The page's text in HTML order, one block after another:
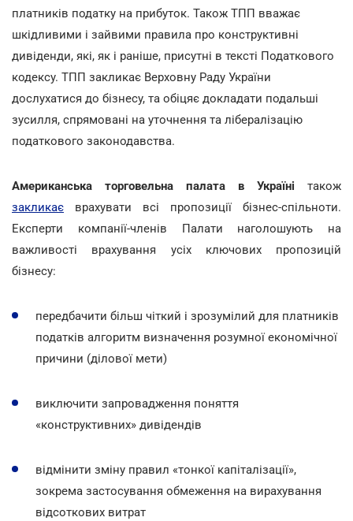
платників податку на прибуток. Також ТПП вважає
шкідливими і зайвими правила про конструктивні
дивіденди, які, як і раніше, присутні в тексті Податкового
кодексу. ТПП закликає Верховну Раду України
дослухатися до бізнесу, та обіцяє докладати подальші
зусилля, спрямовані на уточнення та лібералізацію
податкового законодавства.
Американська торговельна палата в Україні також
закликає врахувати всі пропозиції бізнес-спільноти.
Експерти компанії-членів Палати наголошують на
важливості врахування усіх ключових пропозицій
бізнесу:
передбачити більш чіткий і зрозумілий для платників
податків алгоритм визначення розумної економічної
причини (ділової мети)
виключити запровадження поняття
«конструктивних» дивідендів
відмінити зміну правил «тонкої капіталізації»,
зокрема застосування обмеження на вирахування
відсоткових витрат